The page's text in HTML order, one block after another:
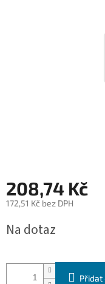
208,74 Kč
172,51 Kč bez DPH
cena:
Na dotaz
Přidat